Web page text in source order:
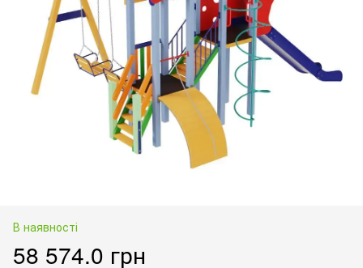
В наявності
58 574.0 грн